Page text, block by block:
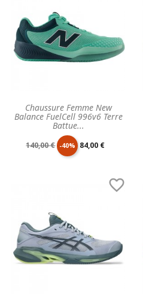
Chaussure Femme New
Balance FuelCell 996v6 Terre
Battue...
Prix
140,00 € -40% Prix
84,00 €
